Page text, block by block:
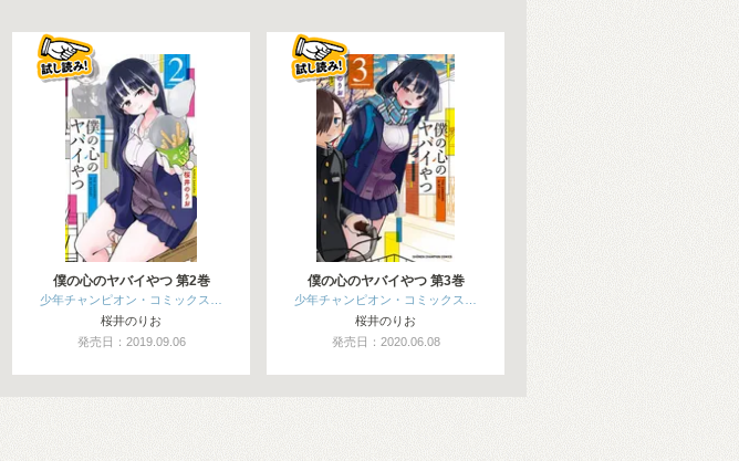
僕の心のヤバイやつ 第2巻
少年チャンピオン・コミックス…
桜井のりお
発売日：2019.09.06
僕の心のヤバイやつ 第3巻
少年チャンピオン・コミックス…
桜井のりお
発売日：2020.06.08